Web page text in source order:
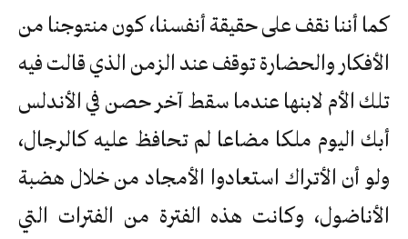
كما أننا نقف على حقيقة أنفسنا، كون منتوجنا من
الأفكار والحضارة توقف عند الزمن الذي قالت فيه
تلك الأم لابنها عندما سقط آخر حصن في الأندلس
أبك اليوم ملكا مضاعا لم تحافظ عليه كالرجال،
ولو أن الأتراك استعادوا الأمجاد من خلال هضبة
الأناضول، وكانت هذه الفترة من الفترات التي